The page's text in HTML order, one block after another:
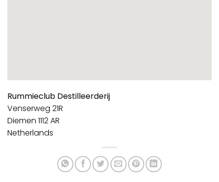
Rummieclub Destilleerderij
Venserweg 21R
Diemen 1112 AR
Netherlands